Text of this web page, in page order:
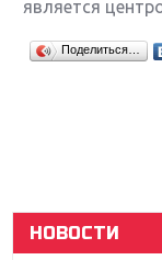
является
Поделиться…
НОВОСТИ
Крупнейшие
Sony
Far Cry 5: